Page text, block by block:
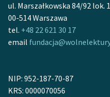
ul. Marszałkowska 84/92 lok.
00-514 Warszawa
tel. +48 22 621 30 17
email
NIP: 952-187-70-87
KRS: 0000070056